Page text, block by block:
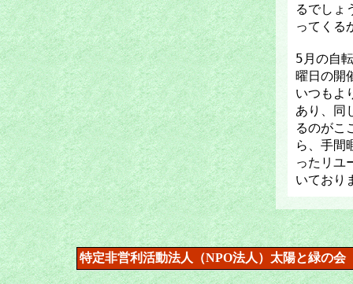
るでしょ
ってくる
5月の自
曜日の開
いつもよ
あり、同
るのがこ
ら、手間
ったリユ
いており
特定非営利活動法人（NPO法人）太陽と緑の会